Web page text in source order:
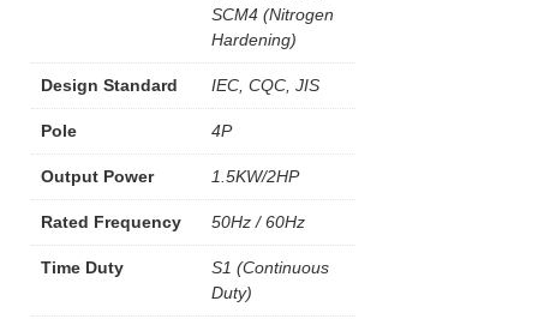
SCM4 (Nitrogen
Hardening)
Design Standard IEC, CQC, JIS
Pole 4P
Output Power 1.5KW/2HP
Rated Frequency 50Hz / 60Hz
Time Duty
S1 (Continuous
Duty)